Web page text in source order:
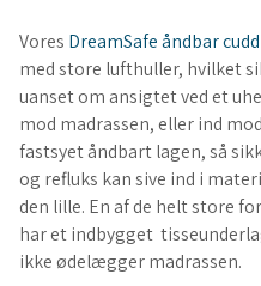
Vores DreamSafe åndbar
med store lufthuller, hvilket
uanset om ansigtet ved et
mod madrassen, eller ind
fastsyet åndbart lagen, så
og refluks kan sive ind i
den lille. En af de helt store
har et indbygget
ikke ødelægger madrassen.